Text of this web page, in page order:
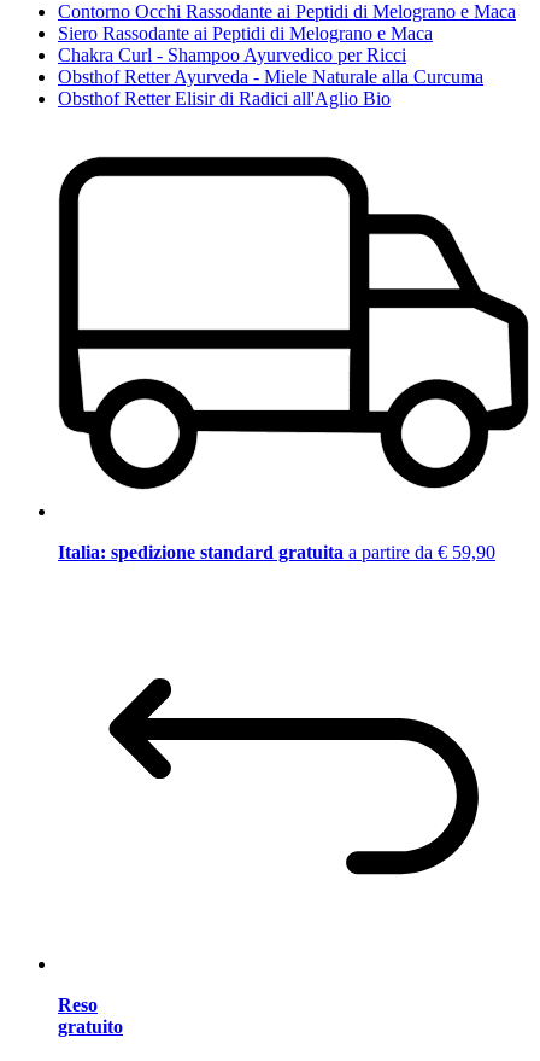
Contorno Occhi Rassodante ai Peptidi di Melograno e Maca
Siero Rassodante ai Peptidi di Melograno e Maca
Chakra Curl - Shampoo Ayurvedico per Ricci
Obsthof Retter Ayurveda - Miele Naturale alla Curcuma
Obsthof Retter Elisir di Radici all'Aglio Bio
Italia: spedizione standard gratuita a partire da € 59,90
Reso
gratuito